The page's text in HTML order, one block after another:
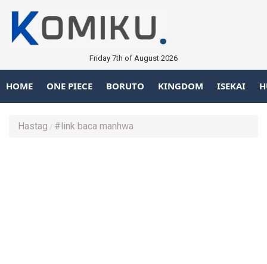
Friday 7th of August 2026
HOME ONE PIECE BORUTO KINGDOM ISEKAI
Hastag #link baca manhwa